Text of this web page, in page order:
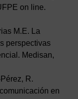
on line.
M.E. La
perspectivas
Medisan,
R.
en